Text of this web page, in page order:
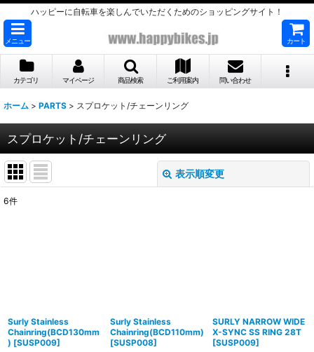
ハッピーに自転車を楽しんでいただくためのショッピングサイト！
メニュー カート
カテゴリ マイページ 商品検索 ご利用案内 問い合わせ
ホーム > PARTS > スプロケット/チェーンリング
スプロケット/チェーンリング
表示順変更
6件
Surly Stainless
Chainring(BCD130mm
) [SUSP009]
Surly Stainless
Chainring(BCD110mm)
[SUSP008]
SURLY NARROW WIDE
X-SYNC SS RING 28T
[SUSP009]